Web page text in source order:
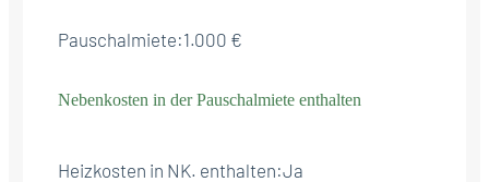
Pauschalmiete:1.000 €
Nebenkosten in der Pauschalmiete enthalten
Heizkosten in NK. enthalten:Ja